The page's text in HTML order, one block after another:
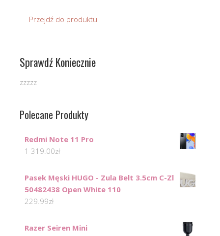
Przejdź do produktu
Sprawdź Koniecznie
zzzzz
Polecane Produkty
Redmi Note 11 Pro
1 319.00zł
Pasek Męski HUGO - Zula Belt 3.5cm C-Zl
50482438 Open White 110
229.99zł
Razer Seiren Mini